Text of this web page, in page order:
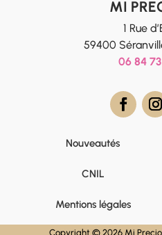
MI
1 Rue
59400
06 84
Nouveautés
CNIL
Mentions légales
Copyright © 2026 Mi